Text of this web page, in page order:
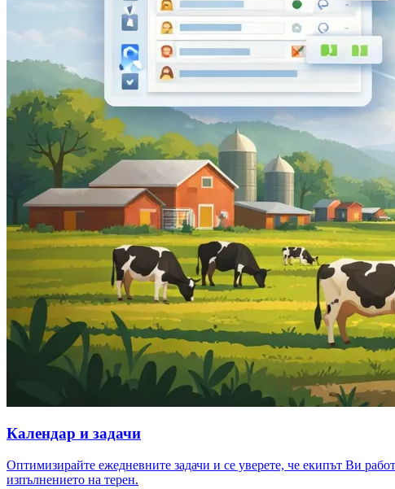
Календар и задачи
Оптимизирайте ежедневните задачи и се уверете, че екипът Ви
изпълнението на терен.